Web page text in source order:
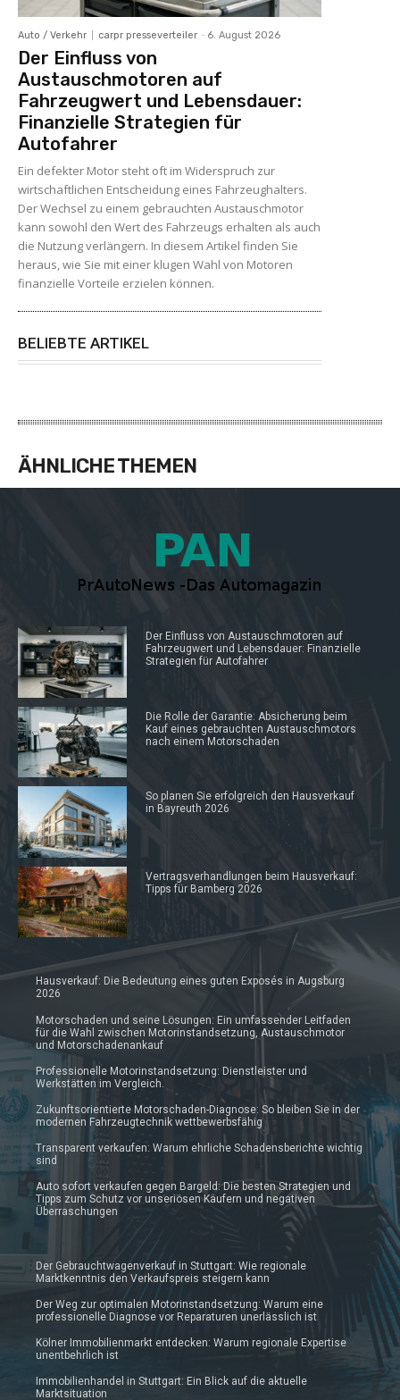
Auto / Verkehr carpr presseverteiler - 6. August 2026
Der Einfluss von
Austauschmotoren auf
Fahrzeugwert und Lebensdauer:
Finanzielle Strategien für
Autofahrer
Ein defekter Motor steht oft im Widerspruch zur
wirtschaftlichen Entscheidung eines Fahrzeughalters.
Der Wechsel zu einem gebrauchten Austauschmotor
kann sowohl den Wert des Fahrzeugs erhalten als auch
die Nutzung verlängern. In diesem Artikel finden Sie
heraus, wie Sie mit einer klugen Wahl von Motoren
finanzielle Vorteile erzielen können.
BELIEBTE ARTIKEL
ÄHNLICHE THEMEN
Der Einfluss von Austauschmotoren auf
Fahrzeugwert und Lebensdauer: Finanzielle
Strategien für Autofahrer
Die Rolle der Garantie: Absicherung beim
Kauf eines gebrauchten Austauschmotors
nach einem Motorschaden
So planen Sie erfolgreich den Hausverkauf
in Bayreuth 2026
Vertragsverhandlungen beim Hausverkauf:
Tipps für Bamberg 2026
Hausverkauf: Die Bedeutung eines guten Exposés in Augsburg
2026
Motorschaden und seine Lösungen: Ein umfassender Leitfaden
für die Wahl zwischen Motorinstandsetzung, Austauschmotor
und Motorschadenankauf
Professionelle Motorinstandsetzung: Dienstleister und
Werkstätten im Vergleich.
Zukunftsorientierte Motorschaden-Diagnose: So bleiben Sie in der
modernen Fahrzeugtechnik wettbewerbsfähig
Transparent verkaufen: Warum ehrliche Schadensberichte wichtig
sind
Auto sofort verkaufen gegen Bargeld: Die besten Strategien und
Tipps zum Schutz vor unseriösen Käufern und negativen
Überraschungen
Der Gebrauchtwagenverkauf in Stuttgart: Wie regionale
Marktkenntnis den Verkaufspreis steigern kann
Der Weg zur optimalen Motorinstandsetzung: Warum eine
professionelle Diagnose vor Reparaturen unerlässlich ist
Kölner Immobilienmarkt entdecken: Warum regionale Expertise
unentbehrlich ist
Immobilienhandel in Stuttgart: Ein Blick auf die aktuelle
Marktsituation